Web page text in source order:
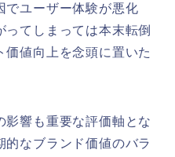
でユーザー体験が悪化
ってしまっては本末転倒
価値向上を念頭に置いた
影響も重要な評価軸とな
的なブランド価値のバラ